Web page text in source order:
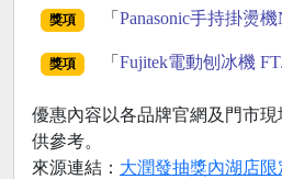
獎項 「 Panasonic手持掛燙
獎項 「 Fujitek電動刨冰機
優惠內容以各品牌官網及門市
供參考。
來源連結： 大潤發抽獎內湖店